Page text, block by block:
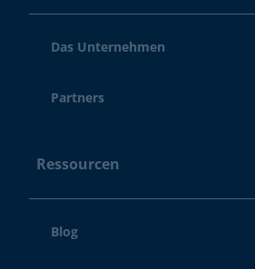
Das Unternehmen
Partners
Ressourcen
Blog